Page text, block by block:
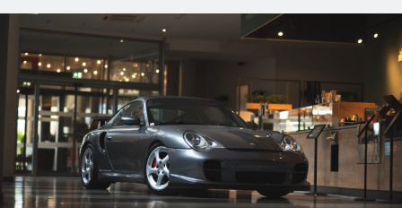
718
|
THE
911?